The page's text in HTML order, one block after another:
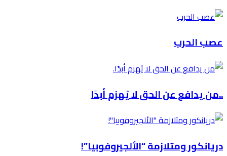
عصب الحرب
..من يدافع عن الحق لا يُهزم أبدًا
دريانكور ومتلازمة “الألجيروفوبيا”!